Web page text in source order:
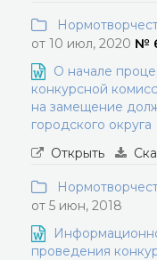
от 10 июл, 2020 №
О начале
конкурсной
на замещение
городского округа
Открыть
от 5 июн, 2018
проведения